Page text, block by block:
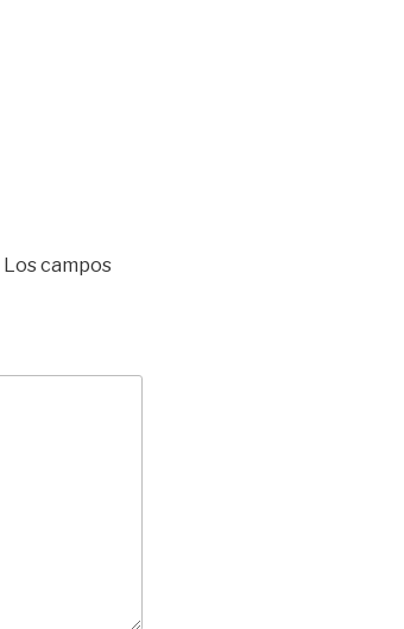
Los campos